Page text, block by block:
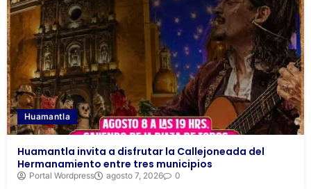
Huamantla
Huamantla invita a disfrutar la Callejoneada del
Hermanamiento entre tres municipios
Portal Wordpress agosto 7, 2026 0